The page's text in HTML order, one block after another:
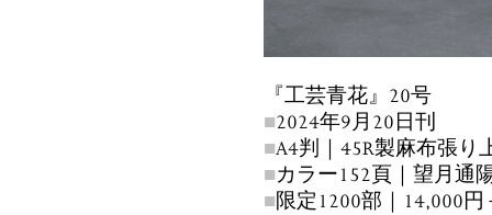
『工芸青花』20号
■2024年9月20日刊
■A4判｜45R製麻布張り
■カラー152頁｜望月通
■限定1200部｜14,000円